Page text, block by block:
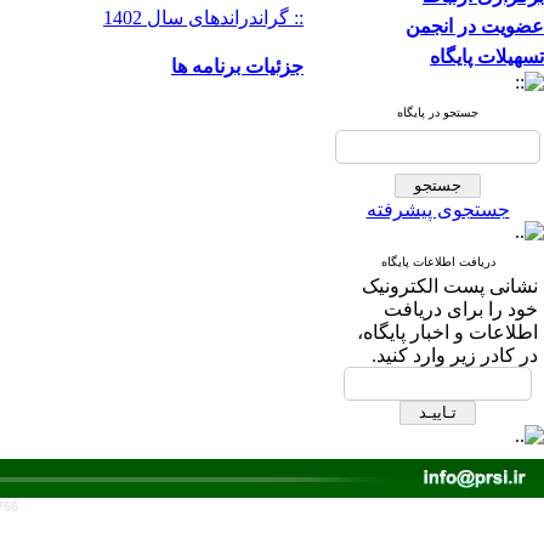
عضویت در انجمن
تسهیلات پایگاه
جستجو در پایگاه
جستجوی پیشرفته
دریافت اطلاعات پایگاه
نشانی پست الکترونیک
خود را برای دریافت
اطلاعات و اخبار پایگاه،
در کادر زیر وارد کنید.
:: گراندراندهای سال 1402
جزئیات برنامه ها